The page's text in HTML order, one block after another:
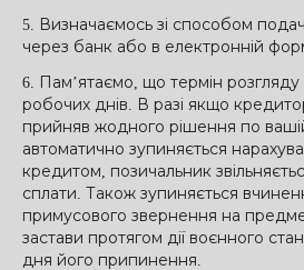
5. Визначаємось зі способом
через банк або в електронній
6. Пам’ятаємо, що термін розгляду
робочих днів. В разі якщо
прийняв жодного рішення по
автоматично зупиняється
кредитом, позичальник
сплати. Також зупиняється
примусового звернення на
застави протягом дії воєнного
дня його припинення.